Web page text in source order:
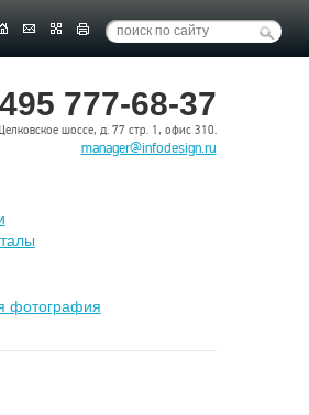
777-68-37
шоссе, д. 77 стр. 1, офис 310.
manager@infodesign.ru
фотография